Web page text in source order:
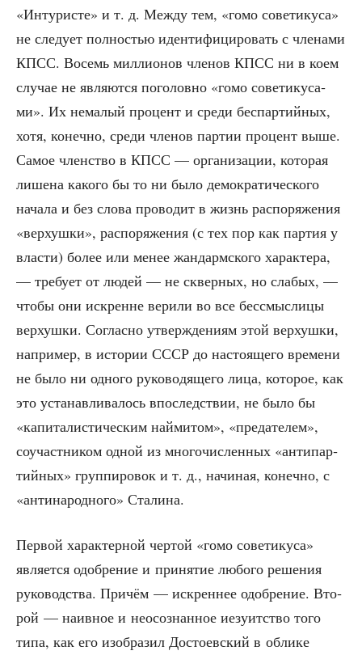
«Инту­ри­сте» и т. д. Меж­ду тем, «гомо сове­ти­ку­са»
не сле­ду­ет пол­но­стью иден­ти­фи­ци­ро­вать с чле­на­ми
КПСС. Восемь мил­ли­о­нов чле­нов КПСС ни в коем
слу­чае не явля­ют­ся пого­лов­но «гомо сове­ти­ку­са­
ми». Их нема­лый про­цент и сре­ди бес­пар­тий­ных,
хотя, конеч­но, сре­ди чле­нов пар­тии про­цент выше.
Самое член­ство в КПСС — орга­ни­за­ции, кото­рая
лише­на како­го бы то ни было демо­кра­ти­че­ско­го
нача­ла и без сло­ва про­во­дит в жизнь рас­по­ря­же­ния
«вер­хуш­ки», рас­по­ря­же­ния (с тех пор как пар­тия у
вла­сти) более или менее жан­дарм­ско­го харак­те­ра,
— тре­бу­ет от людей — не сквер­ных, но сла­бых, —
что­бы они искренне вери­ли во все бес­смыс­ли­цы
вер­хуш­ки. Соглас­но утвер­жде­ни­ям этой вер­хуш­ки,
напри­мер, в исто­рии СССР до насто­я­ще­го вре­ме­ни
не было ни одно­го руко­во­дя­ще­го лица, кото­рое, как
это уста­нав­ли­ва­лось впо­след­ствии, не было бы
«капи­та­ли­сти­че­ским най­ми­том», «пре­да­те­лем»,
соучаст­ни­ком одной из мно­го­чис­лен­ных «анти­пар­
тий­ных» груп­пи­ро­вок и т. д., начи­ная, конеч­но, с
«анти­на­род­но­го» Сталина.
Пер­вой харак­тер­ной чер­той «гомо сове­ти­ку­са»
явля­ет­ся одоб­ре­ние и при­ня­тие любо­го реше­ния
руко­вод­ства. При­чём — искрен­нее одоб­ре­ние. Вто­
рой — наив­ное и неосо­знан­ное иезу­ит­ство того
типа, как его изоб­ра­зил Досто­ев­ский в обли­ке